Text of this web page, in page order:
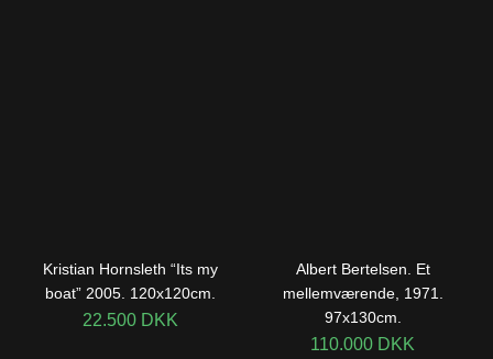
Kristian Hornsleth “Its my
boat” 2005. 120x120cm.
22.500 DKK
Albert Bertelsen. Et
mellemværende, 1971.
97x130cm.
110.000 DKK